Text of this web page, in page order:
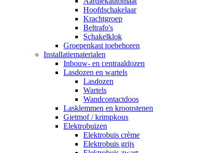
Hoofdschakelaar
Krachtgroep
Beltrafo's
Schakelklok
Groepenkast toebehoren
Installatiematerialen
Inbouw- en centraaldozen
Lasdozen en wartels
Lasdozen
Wartels
Wandcontactdoos
Lasklemmen en kroonstenen
Gietmof / krimpkous
Elektrobuizen
Elektrobuis crème
Elektrobuis grijs